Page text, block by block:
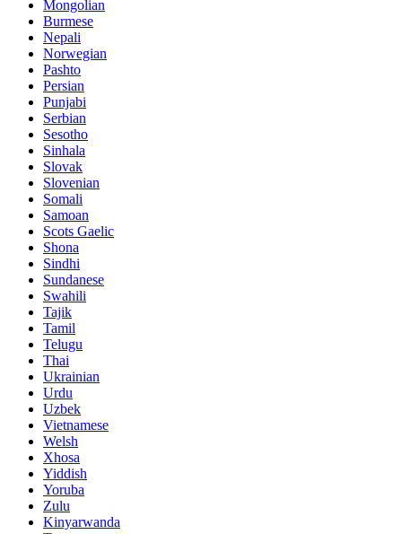
Mongolian
Burmese
Nepali
Norwegian
Pashto
Persian
Punjabi
Serbian
Sesotho
Sinhala
Slovak
Slovenian
Somali
Samoan
Scots Gaelic
Shona
Sindhi
Sundanese
Swahili
Tajik
Tamil
Telugu
Thai
Ukrainian
Urdu
Uzbek
Vietnamese
Welsh
Xhosa
Yiddish
Yoruba
Zulu
Kinyarwanda